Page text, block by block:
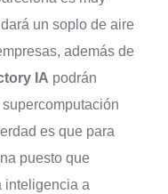
un soplo de aire
además de
IA podrán
es que para
puesto que
inteligencia a